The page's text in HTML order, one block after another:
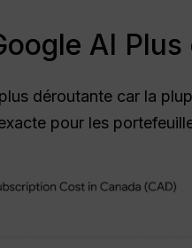
AI
déroutante car la
pour les